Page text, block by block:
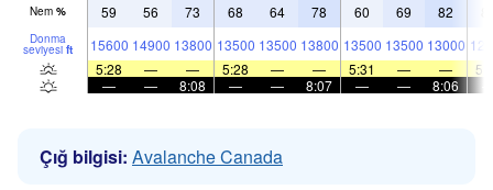
Nem % 59 56 73 68 64 78 60 69 82
Donma
seviyesi ft 15600 14900 13800 13500 13500 13800 13500 13500 13000
5:28
— — 5:28 — — 5:31 — —
—
— 8:08 — — 8:07 — — 8:06
Çığ bilgisi: Avalanche Canada